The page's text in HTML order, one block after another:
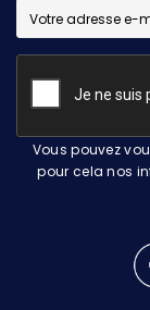
Vous pouvez
pour cela nos